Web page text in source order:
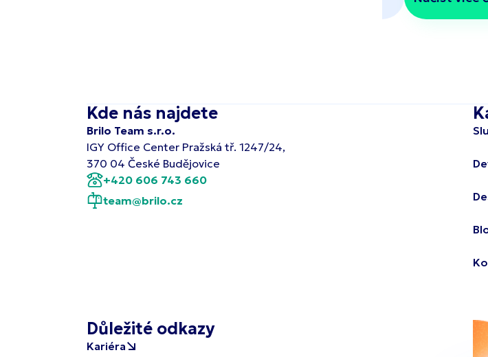
Kde nás najdete
Brilo Team s.r.o.
IGY Office Center Pražská tř. 1247/24,
370 04 České Budějovice
+420 606 743 660
team@brilo.cz
Důležité odkazy
Kariéra